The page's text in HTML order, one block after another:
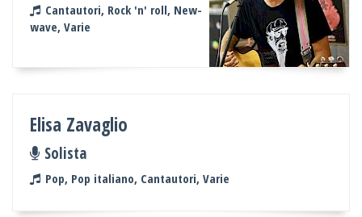
Cantautori, Rock 'n' roll, New-
wave, Varie
Elisa Zavaglio
Solista
Pop, Pop italiano, Cantautori, Varie